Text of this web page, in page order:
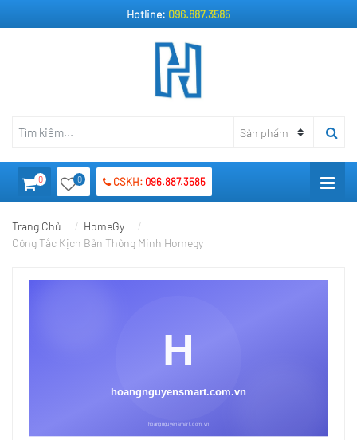
Hotline: 096.887.3585
0 0 CSKH: 096.887.3585
Trang Chủ
HomeGy
Công Tắc Kịch Bản Thông Minh Homegy